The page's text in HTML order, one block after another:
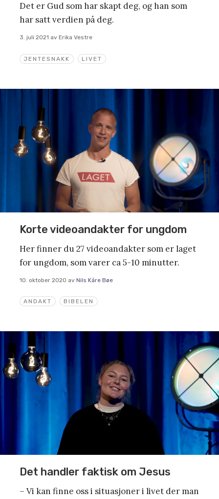
JENTESNAKK LIVET
Det er Gud som har skapt deg, og han som
har satt verdien på deg.
3. juli 2021 av Erika Vestre
ANDAKT BIBELEN
Korte videoandakter for ungdom
Her finner du 27 videoandakter som er laget
for ungdom, som varer ca 5-10 minutter.
10. oktober 2020 av Nils Kåre Bøe
Det handler faktisk om Jesus
– Vi kan finne oss i situasjoner i livet der man